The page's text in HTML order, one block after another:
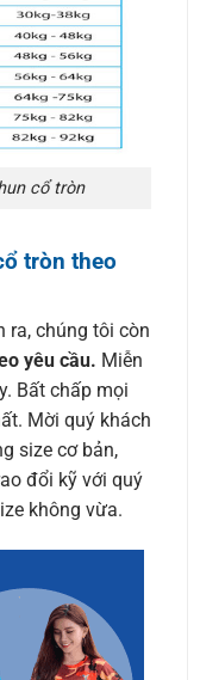
cổ tròn
tròn theo
ra, chúng tôi còn
yêu cầu. Miễn
Bất chấp mọi
Mời quý khách
size cơ bản,
đổi kỹ với quý
không vừa.